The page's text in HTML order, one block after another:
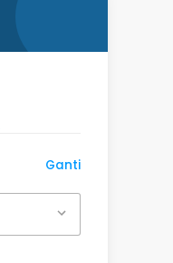
Ganti